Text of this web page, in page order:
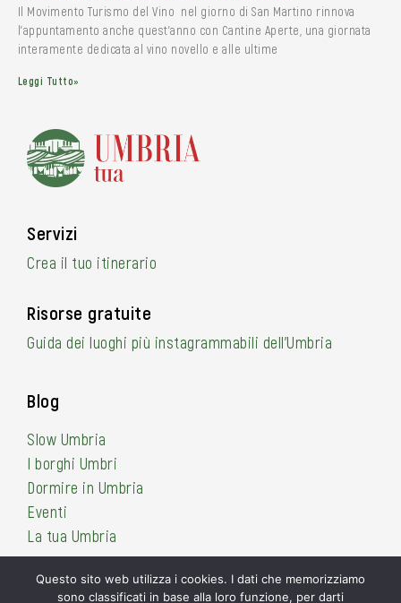
Il Movimento Turismo del Vino nel giorno di San Martino rinnova
l’appuntamento anche quest’anno con Cantine Aperte, una giornata
interamente dedicata al vino novello e alle ultime
Leggi Tutto»
Servizi
Crea il tuo itinerario
Risorse gratuite
Guida dei luoghi più instagrammabili dell’Umbria
Blog
Slow Umbria
I borghi Umbri
Dormire in Umbria
Eventi
La tua Umbria
Questo sito web utilizza i cookies. I dati che memorizziamo
sono classificati in base alla loro funzione, per darti